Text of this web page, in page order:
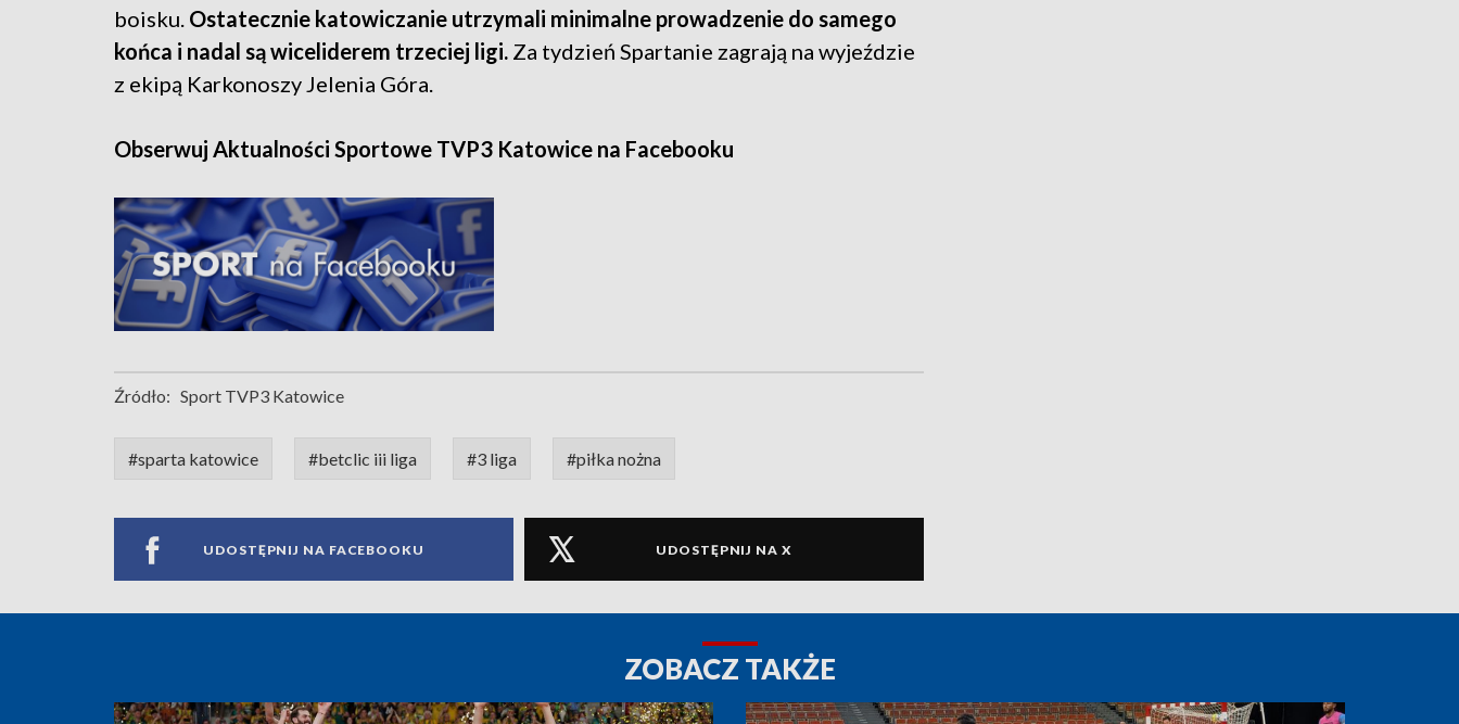
boisku. Ostatecznie katowiczanie utrzymali minimalne prowadzenie do samego
końca i nadal są wiceliderem trzeciej ligi. Za tydzień Spartanie zagrają na wyjeździe
z ekipą Karkonoszy Jelenia Góra.
Obserwuj Aktualności Sportowe TVP3 Katowice na Facebooku
Źródło: Sport TVP3 Katowice
#sparta katowice #betclic iii liga #3 liga #piłka nożna
UDOSTĘPNIJ NA FACEBOOKU UDOSTĘPNIJ NA X
ZOBACZ TAKŻE